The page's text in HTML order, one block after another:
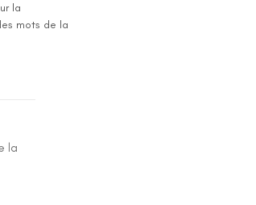
la
mots de la
la